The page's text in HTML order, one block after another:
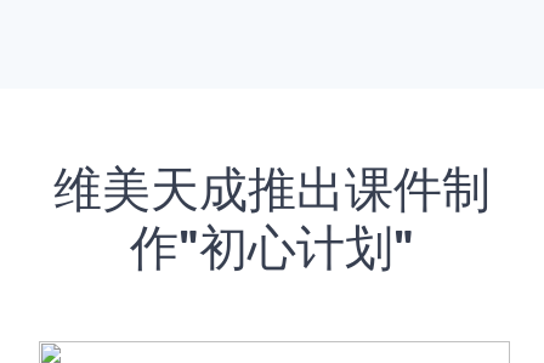
维美天成推出课件制
作"初心计划"